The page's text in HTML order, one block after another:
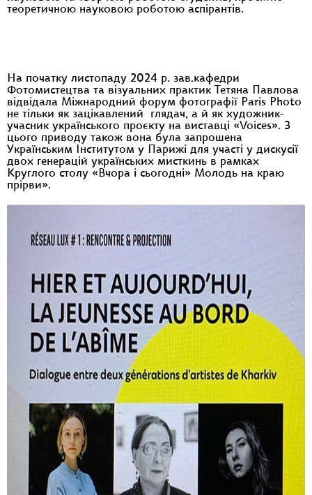
теоретичною науковою роботою аспірантів.
На початку листопаду 2024 р. зав.кафедри
Фотомистецтва та візуальних практик Тетяна Павлова
відвідала Міжнародний форум фотографії Paris Photo
не тільки як зацікавлений глядач, а й як художник-
учасник українського проєкту на виставці «Voices». З
цього приводу також вона була запрошена
Українським Інститутом у Парижі для участі у дискусії
двох генерацій українських мисткинь в рамках
Круглого столу «Вчора і сьогодні» Молодь на краю
прірви».